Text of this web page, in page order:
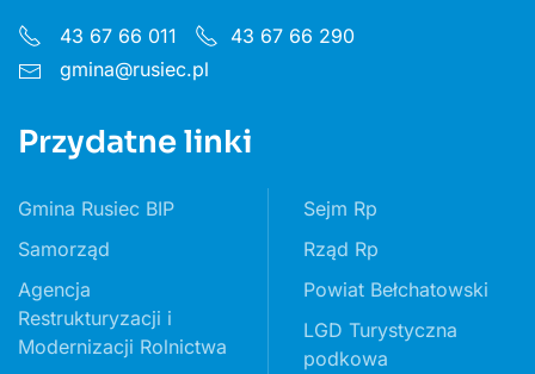
43 67 66 011
43 67 66 290
gmina@rusiec.pl
Przydatne linki
Gmina Rusiec BIP
Samorząd
Agencja
Restrukturyzacji i
Modernizacji Rolnictwa
Sejm Rp
Rząd Rp
Powiat Bełchatowski
LGD Turystyczna
podkowa